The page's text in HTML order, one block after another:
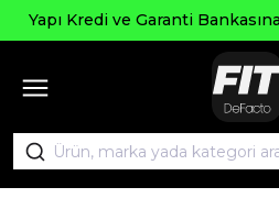
ve Garanti Bankasına Peşin